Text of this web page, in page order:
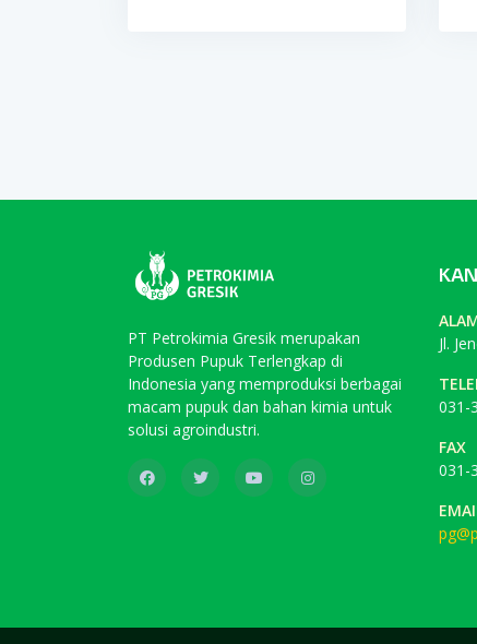
PT Petrokimia Gresik merupakan
Produsen Pupuk Terlengkap di
Indonesia yang memproduksi berbagai
macam pupuk dan bahan kimia untuk
solusi agroindustri.
Jl.
031-
FAX
031-